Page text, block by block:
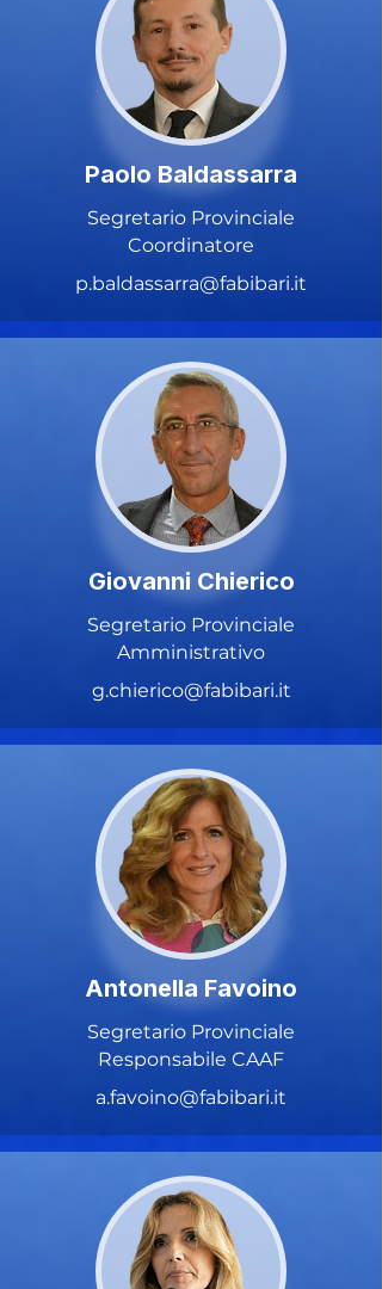
Paolo Baldassarra
Segretario Provinciale
Coordinatore
p.baldassarra@fabibari.it
Giovanni Chierico
Segretario Provinciale
Amministrativo
g.chierico@fabibari.it
Antonella Favoino
Segretario Provinciale
Responsabile CAAF
a.favoino@fabibari.it